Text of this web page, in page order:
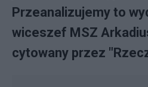
Przeanalizujemy to
wiceszef MSZ
cytowany przez